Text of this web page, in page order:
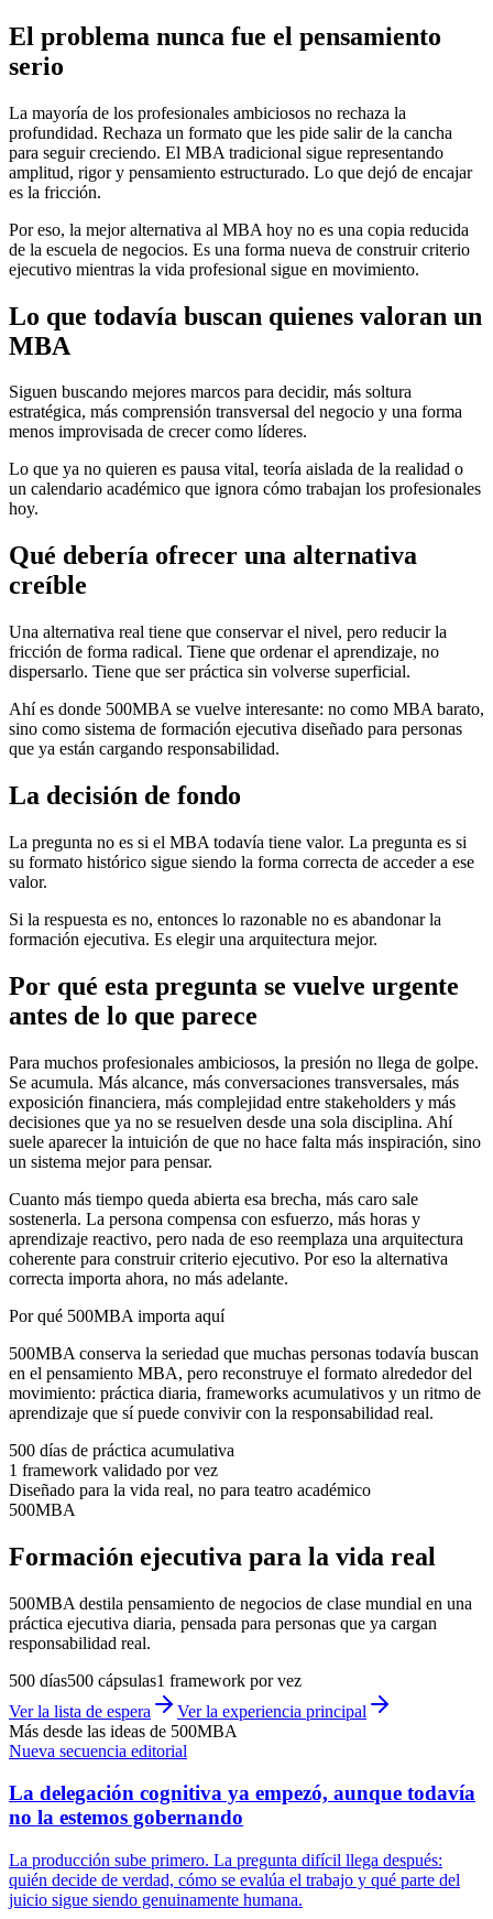
El problema nunca fue el pensamiento
serio
La mayoría de los profesionales ambiciosos no rechaza la
profundidad. Rechaza un formato que les pide salir de la cancha
para seguir creciendo. El MBA tradicional sigue representando
amplitud, rigor y pensamiento estructurado. Lo que dejó de encajar
es la fricción.
Por eso, la mejor alternativa al MBA hoy no es una copia reducida
de la escuela de negocios. Es una forma nueva de construir criterio
ejecutivo mientras la vida profesional sigue en movimiento.
Lo que todavía buscan quienes valoran un
MBA
Siguen buscando mejores marcos para decidir, más soltura
estratégica, más comprensión transversal del negocio y una forma
menos improvisada de crecer como líderes.
Lo que ya no quieren es pausa vital, teoría aislada de la realidad o
un calendario académico que ignora cómo trabajan los profesionales
hoy.
Qué debería ofrecer una alternativa
creíble
Una alternativa real tiene que conservar el nivel, pero reducir la
fricción de forma radical. Tiene que ordenar el aprendizaje, no
dispersarlo. Tiene que ser práctica sin volverse superficial.
Ahí es donde 500MBA se vuelve interesante: no como MBA barato,
sino como sistema de formación ejecutiva diseñado para personas
que ya están cargando responsabilidad.
La decisión de fondo
La pregunta no es si el MBA todavía tiene valor. La pregunta es si
su formato histórico sigue siendo la forma correcta de acceder a ese
valor.
Si la respuesta es no, entonces lo razonable no es abandonar la
formación ejecutiva. Es elegir una arquitectura mejor.
Por qué esta pregunta se vuelve urgente
antes de lo que parece
Para muchos profesionales ambiciosos, la presión no llega de golpe.
Se acumula. Más alcance, más conversaciones transversales, más
exposición financiera, más complejidad entre stakeholders y más
decisiones que ya no se resuelven desde una sola disciplina. Ahí
suele aparecer la intuición de que no hace falta más inspiración, sino
un sistema mejor para pensar.
Cuanto más tiempo queda abierta esa brecha, más caro sale
sostenerla. La persona compensa con esfuerzo, más horas y
aprendizaje reactivo, pero nada de eso reemplaza una arquitectura
coherente para construir criterio ejecutivo. Por eso la alternativa
correcta importa ahora, no más adelante.
Por qué 500MBA importa aquí
500MBA conserva la seriedad que muchas personas todavía buscan
en el pensamiento MBA, pero reconstruye el formato alrededor del
movimiento: práctica diaria, frameworks acumulativos y un ritmo de
aprendizaje que sí puede convivir con la responsabilidad real.
500 días de práctica acumulativa
1 framework validado por vez
Diseñado para la vida real, no para teatro académico
500MBA
Formación ejecutiva para la vida real
500MBA destila pensamiento de negocios de clase mundial en una
práctica ejecutiva diaria, pensada para personas que ya cargan
responsabilidad real.
500 días500 cápsulas1 framework por vez
Ver la lista de espera
Ver la experiencia principal
Más desde las ideas de 500MBA
Nueva secuencia editorial
La delegación cognitiva ya empezó, aunque todavía
no la estemos gobernando
La producción sube primero. La pregunta difícil llega después:
quién decide de verdad, cómo se evalúa el trabajo y qué parte del
juicio sigue siendo genuinamente humana.